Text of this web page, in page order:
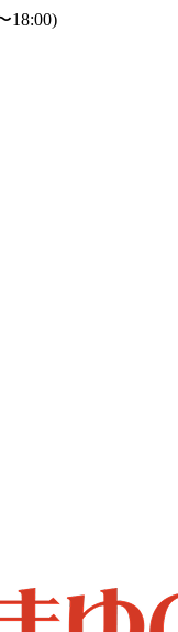
18:00)